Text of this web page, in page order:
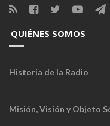
QUIÉNES SOMOS
Historia de la Radio
Misión, Visión y Objeto